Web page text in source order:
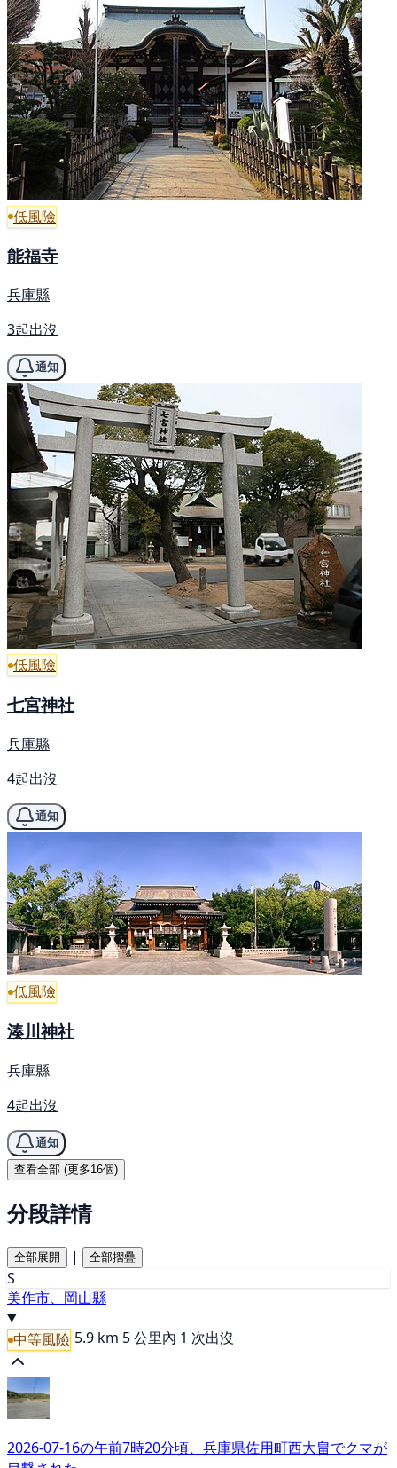
低風險
能福寺
兵庫縣
3起出沒
通知
低風險
七宮神社
兵庫縣
4起出沒
通知
低風險
湊川神社
兵庫縣
4起出沒
通知
查看全部 (更多16個)
分段詳情
全部展開 | 全部摺疊
S
美作市、岡山縣
中等風險 5.9 km 5 公里內 1 次出沒
2026-07-16の午前7時20分頃、兵庫県佐用町西大畠でクマが